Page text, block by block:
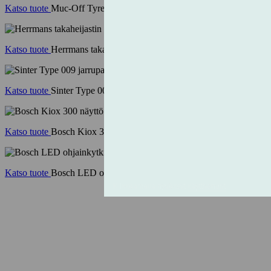
Katso tuote Muc-Off Tyre Lever 2kpl vihreä
Katso tuote Herrmans takaheijastin
Katso tuote Sinter Type 009 jarrupala green S2332 (Magura/
Katso tuote Bosch Kiox 300 näyttö (BHU3600)
Katso tuote Bosch LED ohjainkytkin (BRC3600)